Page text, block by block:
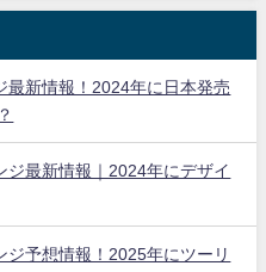
最新情報！2024年に日本発売
ジ最新情報｜2024年にデザイ
予想情報！2025年にツーリ